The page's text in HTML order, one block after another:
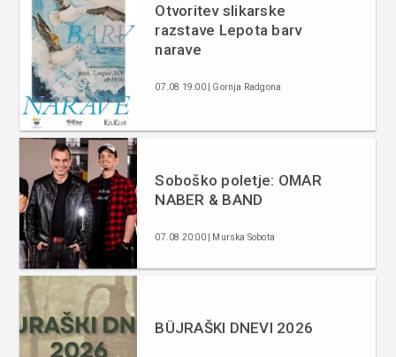
Otvoritev slikarske
razstave Lepota barv
narave
07.08 19:00 | Gornja Radgona
Soboško poletje: OMAR
NABER & BAND
07.08 20:00 | Murska Sobota
BÜJRAŠKI DNEVI 2026